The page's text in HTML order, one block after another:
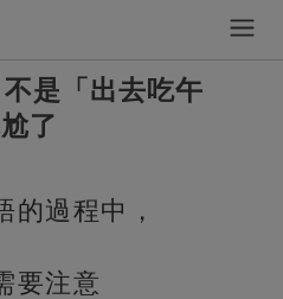
是「出去吃午
了
的過程中，
要注意